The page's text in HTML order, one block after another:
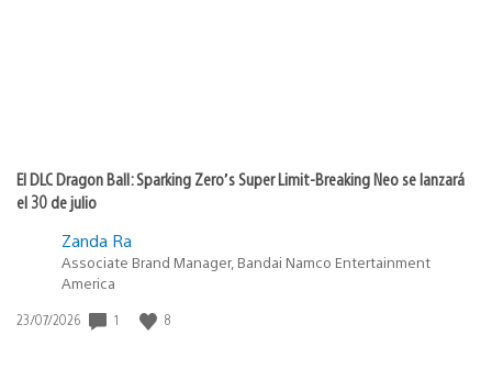
El DLC Dragon Ball: Sparking Zero’s Super Limit-Breaking Neo se lanzará
el 30 de julio
Zanda Ra
Associate Brand Manager, Bandai Namco Entertainment
America
Fecha
23/07/2026 1 8